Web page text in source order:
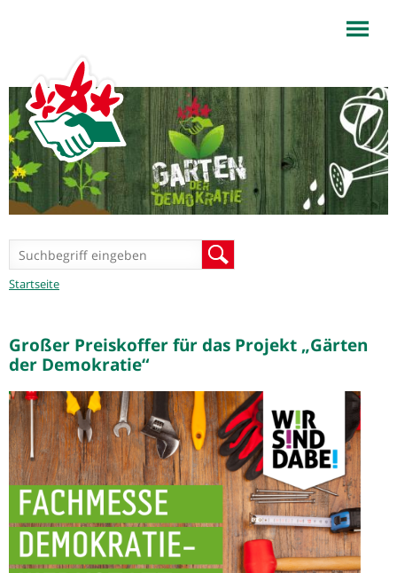
Suchformular
Sie
Startseite
Großer Preiskoffer für das Projekt „Gärten
der Demokratie“